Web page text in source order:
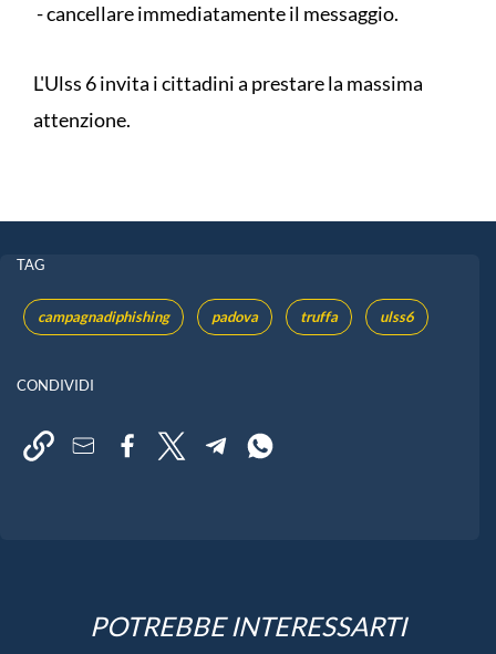
- cancellare immediatamente il messaggio.
L'Ulss 6 invita i cittadini a prestare la massima
attenzione.
TAG
campagnadiphishing padova truffa ulss6
CONDIVIDI
POTREBBE INTERESSARTI